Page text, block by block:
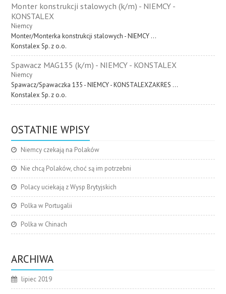
Monter konstrukcji stalowych (k/m) - NIEMCY -
KONSTALEX
Niemcy
Monter/Monterka konstrukcji stalowych - NIEMCY ...
Konstalex Sp. z o.o.
Spawacz MAG135 (k/m) - NIEMCY - KONSTALEX
Niemcy
Spawacz/Spawaczka 135 - NIEMCY - KONSTALEXZAKRES ...
Konstalex Sp. z o.o.
OSTATNIE WPISY
Niemcy czekają na Polaków
Nie chcą Polaków, choć są im potrzebni
Polacy uciekają z Wysp Brytyjskich
Polka w Portugalii
Polka w Chinach
ARCHIWA
lipiec 2019